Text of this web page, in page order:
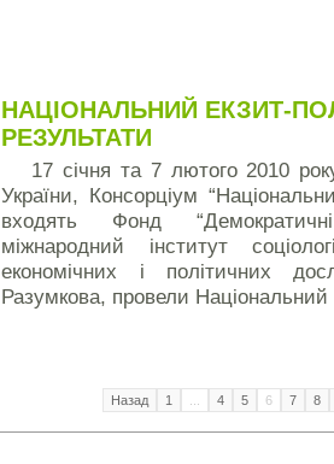
НАЦІОНАЛЬНИЙ ЕКЗИТ-
РЕЗУЛЬТАТИ
17 січня та 7 лютого 2010
України, Консорціум
входять Фонд
міжнародний інститут
економічних і політичних
Разумкова, провели Національний
Назад 1 4 5 6 7 8